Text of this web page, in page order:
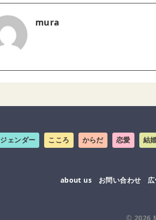
mura
ジェンダー こころ からだ 恋愛 結
about us お問い合わせ
© 2026